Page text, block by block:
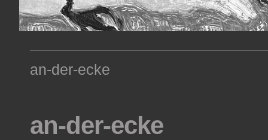
an-der-ecke
an-der-ecke